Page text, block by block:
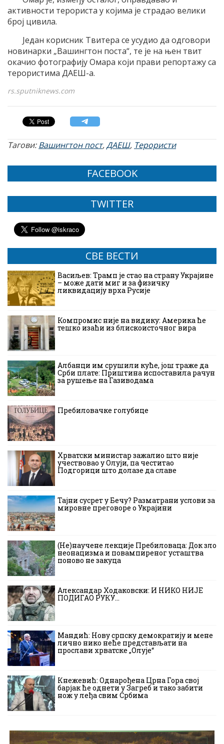
активности терориста у којима је страдао велики
број цивила.
Један корисник Твитера се усудио да одговори
новинарки „Вашингтон поста“, те је на њен твит
окачио фотографију Омара који прави репортажу са
терористима ДАЕШ-а.
rs.sputniknews.com
Тагови:Вашингтон пост,ДАЕШ, Терористи
FACEBOOK
TWITTER
СВЕ ВЕСТИ
Васиљев: Трамп је стао на страну Украјине
– може дати миг и за физичку
ликвидацију врха Русије
Компромис није на видику: Америка ће
тешко изаћи из блискоисточног вира
Албанци им срушили куће, још траже да
Срби плате: Приштина испоставила рачун
за рушење на Газиводама
Пребиловачке голубице
Хрватски министар зажалио што није
учествовао у Олуји, па честитао
Подгорици што долазе да славе
Тајни сусрет у Бечу? Разматрани услови за
мировне преговоре о Украјини
(Не)научене лекције Пребиловаца: Док зло
неонацизма и повампиреног усташтва
поново не закуца
Александар Ходаковски: И НИКО НИЈЕ
ПОДИГАО РУКУ…
Мандић: Нову српску демократију и мене
лично нико неће представљати на
прослави хрватске „Олује“
Кнежевић: Однарођена Црна Гора свој
барјак ће однети у Загреб и тако забити
нож у леђа свим Србима